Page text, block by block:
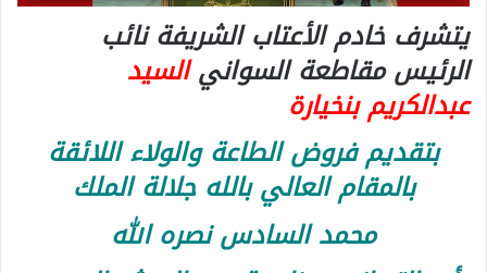
يتشرف خادم الأعتاب الشريفة نائب
الرئيس مقاطعة السوانيالسيد
عبدالكريم بنخيارة
بتقديم فروض الطاعة والولاء اللائقة
بالمقام العالي بالله جلالة الملك
محمد السادس نصره الله